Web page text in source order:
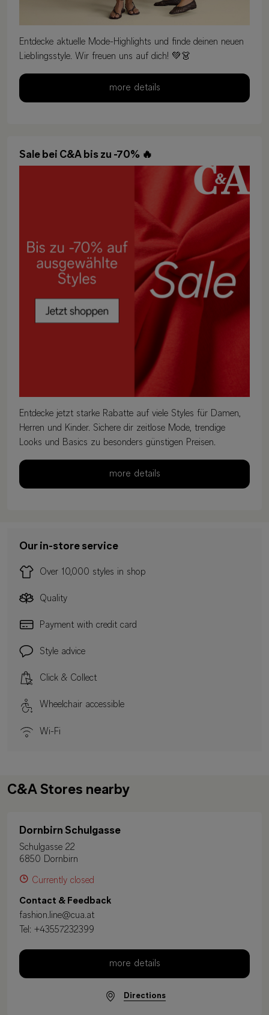
Entdecke aktuelle Mode-Highlights und finde deinen neuen
Lieblingsstyle. Wir freuen uns auf dich! 💚👗
more details
Sale bei C&A bis zu -70% 🔥
Entdecke jetzt starke Rabatte auf viele Styles für Damen,
Herren und Kinder. Sichere dir zeitlose Mode, trendige
Looks und Basics zu besonders günstigen Preisen.
more details
Our in-store service
Over 10,000 styles in shop
Quality
Payment with credit card
Style advice
Click & Collect
Wheelchair accessible
Wi-Fi
C&A Stores nearby
Dornbirn Schulgasse
Schulgasse 22
6850 Dornbirn
Currently closed
Contact & Feedback
fashion.line@cua.at
Tel: +43557232399
more details
Directions